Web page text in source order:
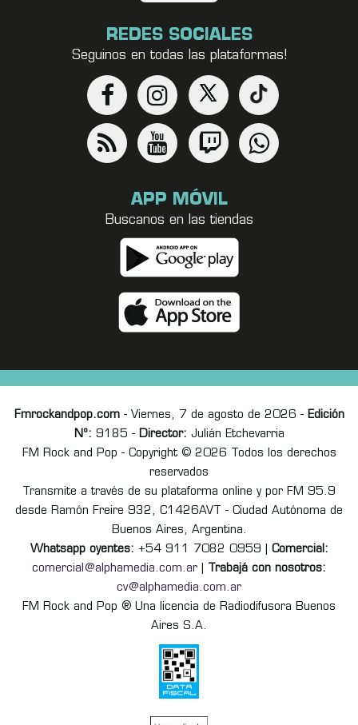
REDES SOCIALES
Seguinos en todas las plataformas!
APP MÓVIL
Buscanos en las tiendas
Fmrockandpop.com- Viernes, 7 de agosto de 2026 - Edición
Nº: 9185 - Director: Julián Etchevarria
FM Rock and Pop - Copyright © 2026 Todos los derechos
reservados
Transmite a través de su plataforma online y por FM 95.9
desde Ramón Freire 932, C1426AVT - Ciudad Autónoma de
Buenos Aires, Argentina.
Whatsapp oyentes: +54 911 7082 0959 | Comercial:
comercial@alphamedia.com.ar
Trabajá con nosotros:
cv@alphamedia.com.ar
FM Rock and Pop ® Una licencia de Radiodifusora Buenos
Aires S.A.